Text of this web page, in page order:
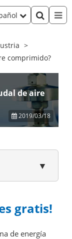
comprimido?
de aire
2019/03/18
▼
gratis!
de energía